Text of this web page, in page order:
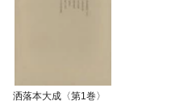
洒落本大成〈第1巻〉